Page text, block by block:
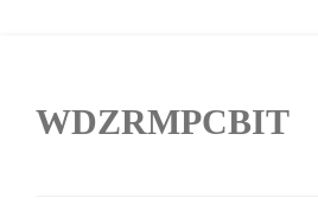
WDZRMPCBIT